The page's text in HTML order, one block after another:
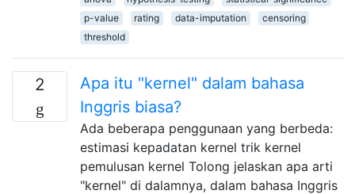
p-value
rating data-imputation
censoring
threshold
2
Apa itu "kernel" dalam bahasa
Inggris biasa?
Ada beberapa penggunaan yang berbeda:
estimasi kepadatan kernel trik kernel
pemulusan kernel Tolong jelaskan apa arti
"kernel" di dalamnya, dalam bahasa Inggris